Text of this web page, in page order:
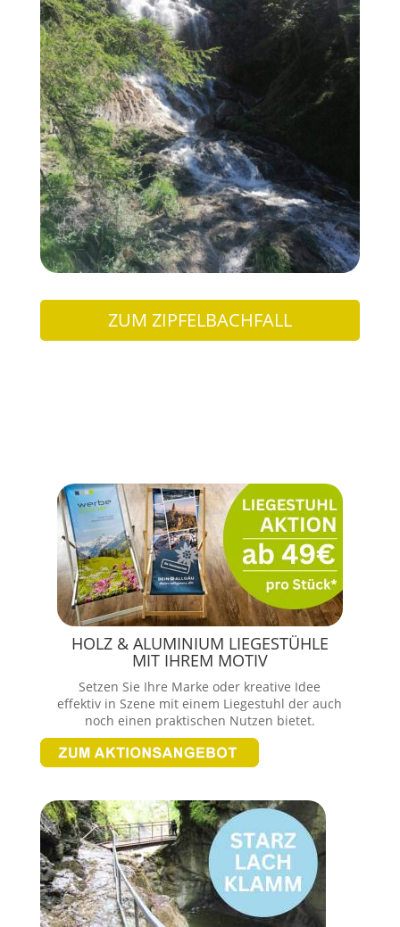
ZUM ZIPFELBACHFALL
HOLZ & ALUMINIUM LIEGESTÜHLE
MIT IHREM MOTIV
Setzen Sie Ihre Marke oder kreative Idee
effektiv in Szene mit einem Liegestuhl der auch
noch einen praktischen Nutzen bietet.